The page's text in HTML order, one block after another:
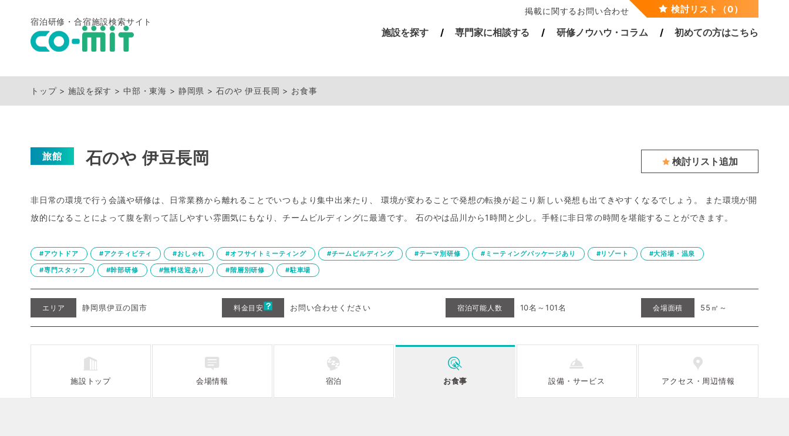
宿泊研修・合宿施設検索サイト
掲載に関するお問い合わせ 検討リスト（0）
施設を探す 専門家に相談する 研修ノウハウ・ コラム 初めての方はこちら
トップ 施設を探す 中部・東海 静岡県 石のや 伊豆長岡 お食事
旅館 石のや 伊豆長岡 検討リスト追加
非日常の環境で行う会議や研修は、日常業務から離れることでいつもより集中出来たり、 環境が変わることで発想の転換が起こり新しい発想も出てきやすくなるでしょう。 また環境が開
放的になることによって腹を割って話しやすい雰囲気にもなり、チームビルディングに最適です。 石のやは品川から1時間と少し。手軽に非日常の時間を堪能することができます。
#アウトドア #アクティビティ #おしゃれ #オフサイトミーティング #チームビルディング #テーマ別研修 #ミーティングパッケージあり #リゾート
#大浴場・温泉
#専門スタッフ
#幹部研修 #無料送迎あり #階層別研修 #駐車場
エリア 静岡県伊豆の国市 料金目安 お問い合わせください 宿泊可能人数 10名～101名 会場面積 55㎡～
施設 トップ 会場情報 宿泊 お食事 設備 ・ サービス アクセス ・ 周辺情報